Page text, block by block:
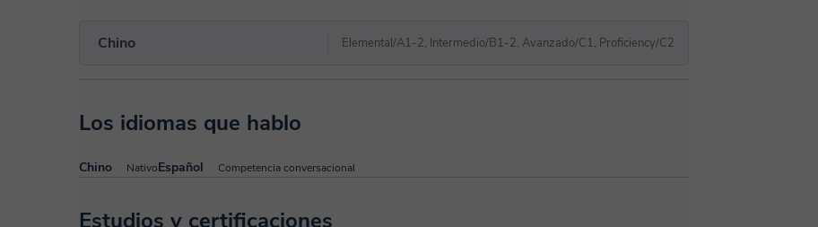
Chino Elemental/A1-2, Intermedio/B1-2, Avanzado/C1, Proficiency/C2
Los idiomas que hablo
Chino NativoEspañol Competencia conversacional
Estudios y certificaciones